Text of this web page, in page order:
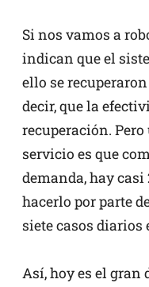
Si nos vamos a
indican que el
ello se
decir, que la
recuperación.
servicio es que
demanda, hay
hacerlo por parte
siete casos diarios
Así, hoy es el gran